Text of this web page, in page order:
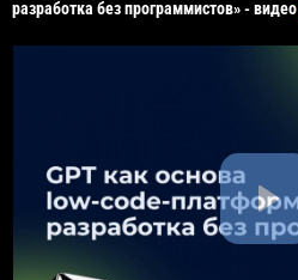
разработка без программистов» - видео